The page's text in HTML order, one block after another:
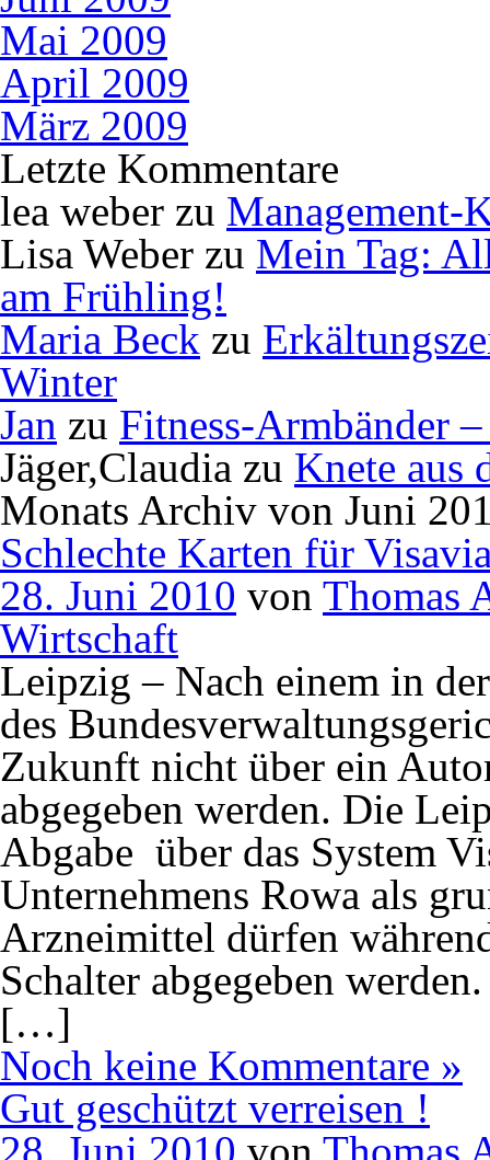
Mai 2009
April 2009
März 2009
Letzte Kommentare
lea weber zu Management-
Lisa Weber zu Mein Tag:
am Frühling!
Maria Beck zu
Winter
Jan zu Fitness-Armbänder
Jäger,Claudia zu Knete aus
Monats Archiv von Juni
Schlechte Karten für
28. Juni 2010 von Thomas
Wirtschaft
Leipzig – Nach einem in
des
Zukunft nicht über ein
abgegeben werden. Die
Abgabe über das System
Unternehmens Rowa als
Arzneimittel dürfen
Schalter abgegeben
[…]
Noch keine Kommentare »
Gut geschützt verreisen !